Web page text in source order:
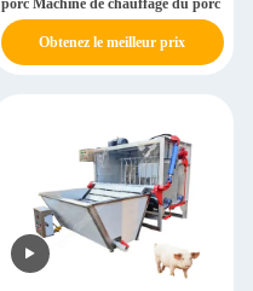
porc Machine de chauffage du porc
Obtenez le meilleur prix